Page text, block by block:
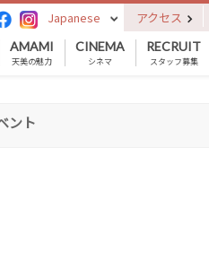
Japanese アクセス
AMAMI
天美の魅力
CINEMA
シネマ
RECRUIT
スタッフ募集
ント